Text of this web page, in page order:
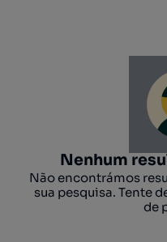
Nenhum
Não encontrámos
sua pesquisa. Tente
de